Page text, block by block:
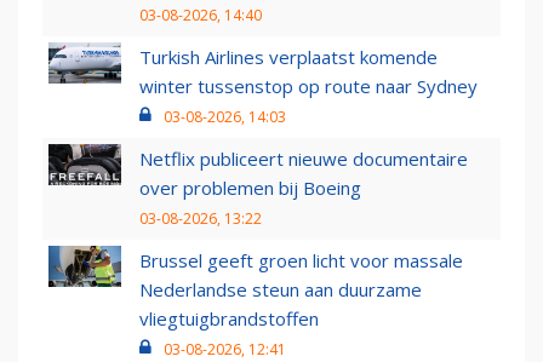
03-08-2026, 14:40
Turkish Airlines verplaatst komende
winter tussenstop op route naar Sydney
03-08-2026, 14:03
Netflix publiceert nieuwe documentaire
over problemen bij Boeing
03-08-2026, 13:22
Brussel geeft groen licht voor massale
Nederlandse steun aan duurzame
vliegtuigbrandstoffen
03-08-2026, 12:41